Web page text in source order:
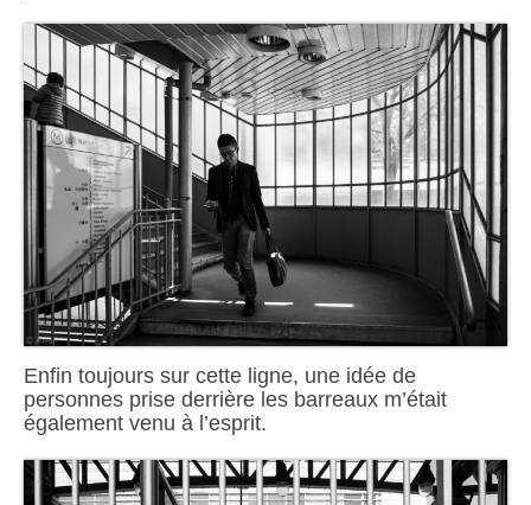
Enfin toujours sur cette ligne, une idée de
personnes prise derrière les barreaux m’était
également venu à l’esprit.